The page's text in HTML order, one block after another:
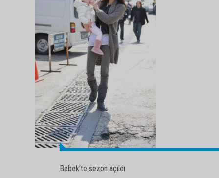
Bebek’te sezon açıldı